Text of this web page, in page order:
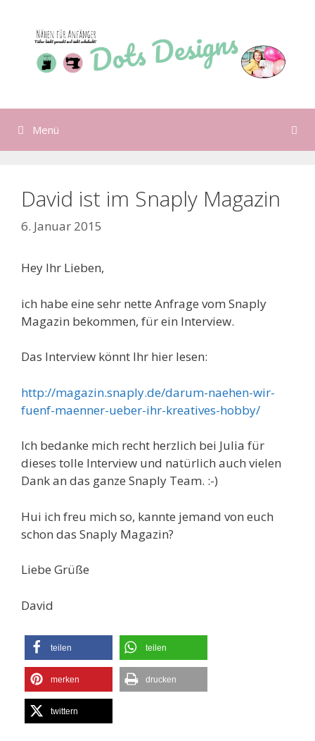
springen
Menü
David ist im Snaply Magazin
6. Januar 2015
Hey Ihr Lieben,
ich habe eine sehr nette Anfrage vom Snaply
Magazin bekommen, für ein Interview.
Das Interview könnt Ihr hier lesen:
http://magazin.snaply.de/darum-naehen-wir-
fuenf-maenner-ueber-ihr-kreatives-hobby/
Ich bedanke mich recht herzlich bei Julia für
dieses tolle Interview und natürlich auch vielen
Dank an das ganze Snaply Team. :-)
Hui ich freu mich so, kannte jemand von euch
schon das Snaply Magazin?
Liebe Grüße
David
teilen teilen
merken drucken
twittern